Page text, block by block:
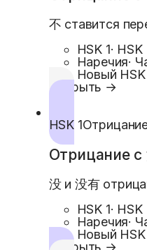
不 ставится
HSK 1· HSK
Наречия·
Новый HSK
Открыть →
HSK 1
Отрицание с
没 и 没有
HSK 1· HSK
Наречия·
Новый HSK
Открыть →